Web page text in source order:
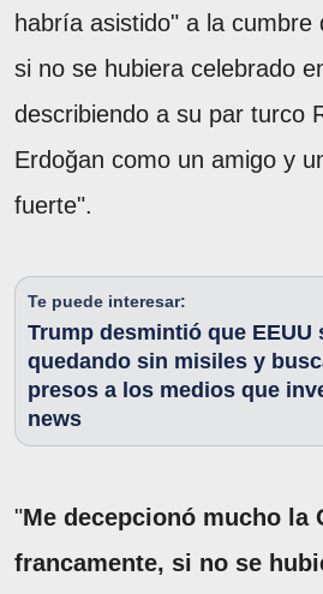
habría asistido" a la cumbre
si no se hubiera celebrado
describiendo a su par turco
Erdoğan como un amigo y
fuerte".
Te puede interesar:
Trump desmintió que EEUU
quedando sin misiles y
presos a los medios que
news
"Me decepcionó mucho la
francamente, si no se